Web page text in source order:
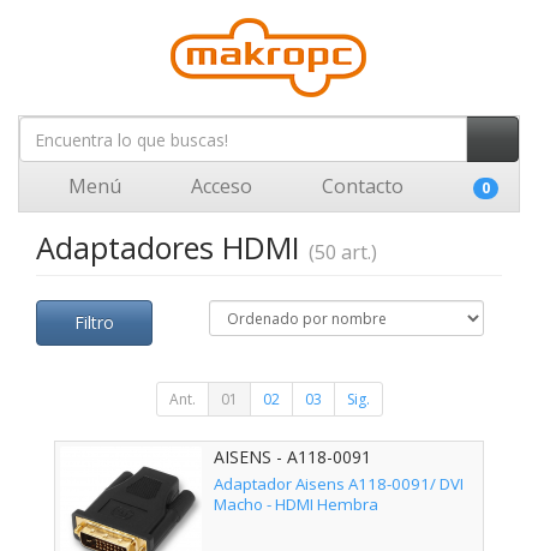
Menú Acceso Contacto 0
Adaptadores HDMI (50 art.)
Filtro
Ant. 01 02 03 Sig.
AISENS - A118-0091
Adaptador Aisens A118-0091/ DVI
Macho - HDMI Hembra